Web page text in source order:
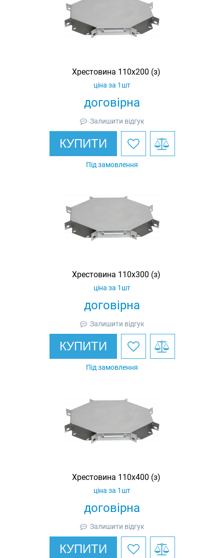
Хрестовина 110х200 (з)
договірна
ціна за 1шт
Залишити відгук
КУПИТИ
Під замовлення
Хрестовина 110х300 (з)
договірна
ціна за 1шт
Залишити відгук
КУПИТИ
Під замовлення
Хрестовина 110х400 (з)
договірна
ціна за 1шт
Залишити відгук
КУПИТИ